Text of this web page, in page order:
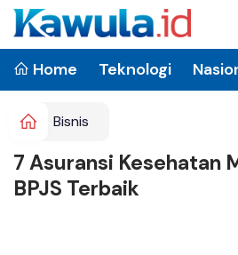
Home Teknologi
Bisnis
7 Asuransi Kesehatan
BPJS Terbaik